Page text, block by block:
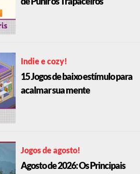
de Punir os Trapaceiros
Indie e cozy!
15 Jogos de baixo estímulo para
acalmar sua mente
Jogos de agosto!
Agosto de 2026: Os Principais